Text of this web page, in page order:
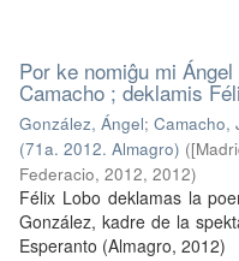
Por ke nomiĝu mi
Camacho ; deklamis
González, Ángel; Camacho,
(71a. 2012. Almagro) (
Federacio, 2012, 2012)
Félix Lobo deklamas la
González, kadre de la
Esperanto (Almagro, 2012)